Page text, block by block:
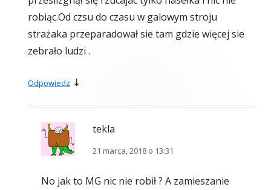
robiąc.Od czsu do czasu w galowym stroju
strażaka przeparadował sie tam gdzie więcej sie
zebrało ludzi .
Odpowiedz ↓
tekla
21 marca, 2018 o 13:31
No jak to MG nic nie robił ? A zamieszanie